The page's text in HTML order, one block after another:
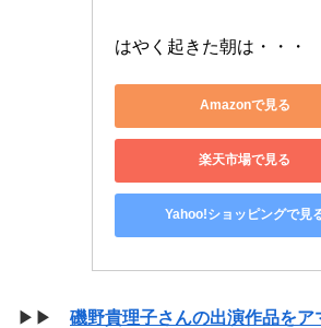
はやく起きた朝は・・・
Amazonで見る
楽天市場で見る
Yahoo!ショッピングで見
▶▶ 磯野貴理子さんの出演作品をア